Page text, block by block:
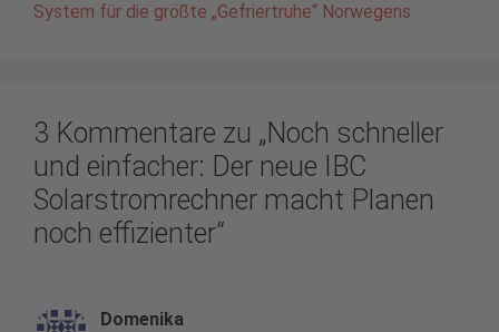
System für die größte „Gefriertruhe“ Norwegens
3 Kommentare zu „Noch schneller
und einfacher: Der neue IBC
Solarstromrechner macht Planen
noch effizienter“
Domenika